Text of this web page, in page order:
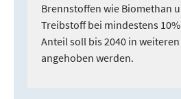
Brennstoffen wie Biomethan
Treibstoff bei mindestens
Anteil soll bis 2040 in
angehoben werden.